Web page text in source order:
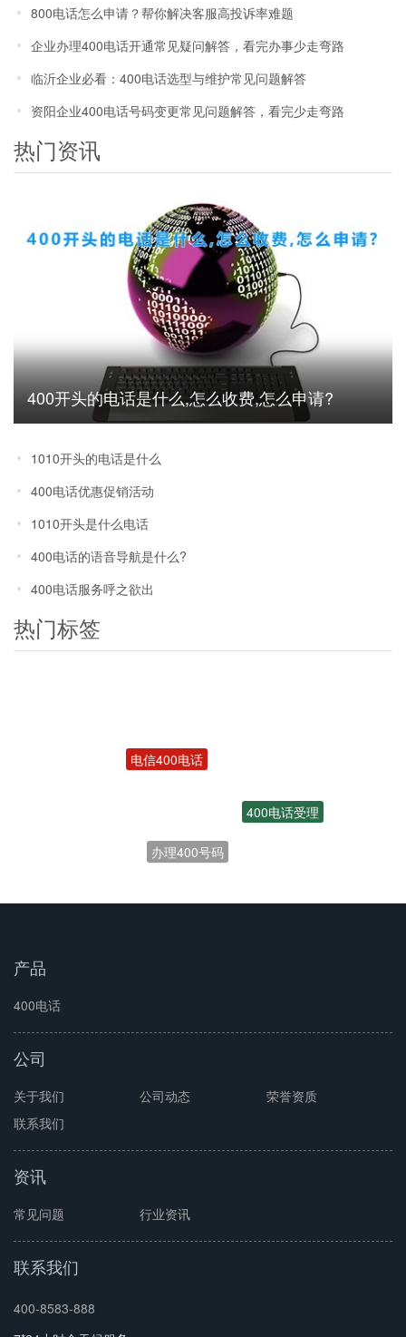
800电话怎么申请？帮你解决客服高投诉率难题
企业办理400电话开通常见疑问解答，看完办事少走弯路
临沂企业必看：400电话选型与维护常见问题解答
资阳企业400电话号码变更常见问题解答，看完少走弯路
热门资讯
400开头的电话是什么,怎么收费,怎么申请?
1010开头的电话是什么
400电话优惠促销活动
1010开头是什么电话
400电话的语音导航是什么?
400电话服务呼之欲出
热门标签
400电话受理
产品
400电话
公司
关于我们 公司动态
荣誉资质
联系我们
资讯
常见问题 行业资讯
联系我们
400-8583-888